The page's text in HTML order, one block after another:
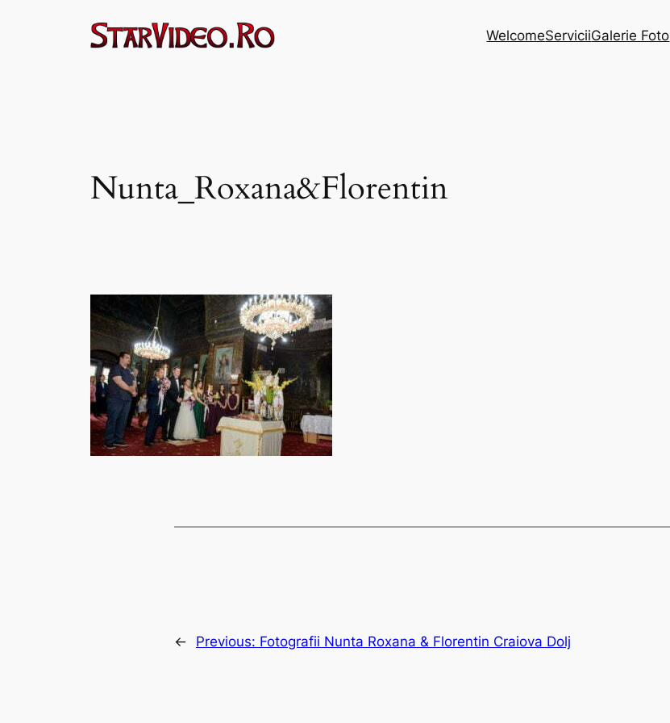
WelcomeServiciiGalerie Foto
Nunta_Roxana&Florentin
← Previous: Fotografii Nunta Roxana & Florentin Craiova Dolj